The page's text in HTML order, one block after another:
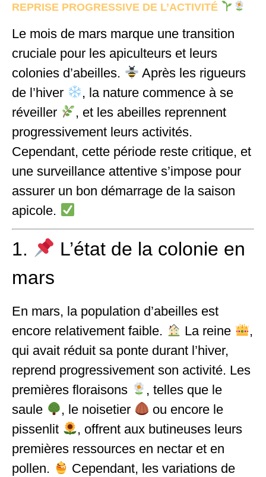
REPRISE PROGRESSIVE DE L’ACTIVITÉ
Le mois de mars marque une transition
cruciale pour les apiculteurs et leurs
colonies d’abeilles.
Après les rigueurs
de l’hiver
, la nature commence à se
réveiller
, et les abeilles reprennent
progressivement leurs activités.
Cependant, cette période reste critique, et
une surveillance attentive s’impose pour
assurer un bon démarrage de la saison
apicole.
1.
L’état de la colonie en
mars
En mars, la population d’abeilles est
encore relativement faible.
La reine
,
qui avait réduit sa ponte durant l’hiver,
reprend progressivement son activité. Les
premières floraisons
, telles que le
saule
, le noisetier
ou encore le
pissenlit
, offrent aux butineuses leurs
premières ressources en nectar et en
pollen.
Cependant, les variations de